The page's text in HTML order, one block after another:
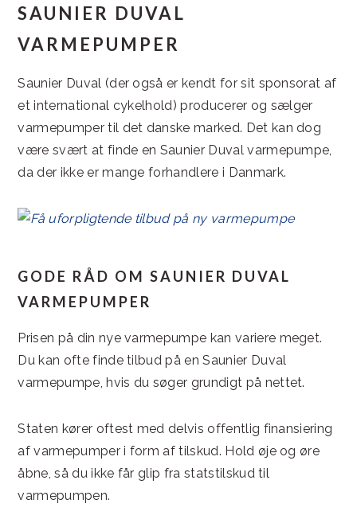
SAUNIER DUVAL
VARMEPUMPER
Saunier Duval (der også er kendt for sit sponsorat af
et international cykelhold) producerer og sælger
varmepumper til det danske marked. Det kan dog
være svært at finde en Saunier Duval varmepumpe,
da der ikke er mange forhandlere i Danmark.
GODE RÅD OM SAUNIER DUVAL
VARMEPUMPER
Prisen på din nye varmepumpe kan variere meget.
Du kan ofte finde tilbud på en Saunier Duval
varmepumpe, hvis du søger grundigt på nettet.
Staten kører oftest med delvis offentlig finansiering
af varmepumper i form af tilskud. Hold øje og øre
åbne, så du ikke får glip fra statstilskud til
varmepumpen.